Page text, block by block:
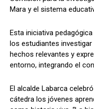
Mara y el sistema
Esta iniciativa
los estudiantes
hechos relevantes y
entorno, integrando el
El alcalde Labarca
cátedra los jóvenes